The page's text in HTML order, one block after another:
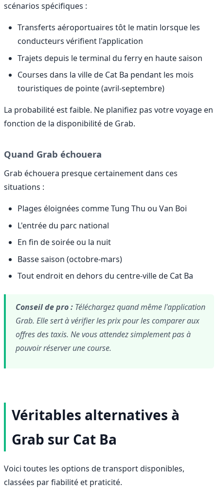
scénarios spécifiques :
Transferts aéroportuaires tôt le matin lorsque les
conducteurs vérifient l'application
Trajets depuis le terminal du ferry en haute saison
Courses dans la ville de Cat Ba pendant les mois
touristiques de pointe (avril-septembre)
La probabilité est faible. Ne planifiez pas votre voyage en
fonction de la disponibilité de Grab.
Quand Grab échouera
Grab échouera presque certainement dans ces
situations :
Plages éloignées comme Tung Thu ou Van Boi
L'entrée du parc national
En fin de soirée ou la nuit
Basse saison (octobre-mars)
Tout endroit en dehors du centre-ville de Cat Ba
Conseil de pro : Téléchargez quand même l'application
Grab. Elle sert à vérifier les prix pour les comparer aux
offres des taxis. Ne vous attendez simplement pas à
pouvoir réserver une course.
Véritables alternatives à
Grab sur Cat Ba
Voici toutes les options de transport disponibles,
classées par fiabilité et praticité.